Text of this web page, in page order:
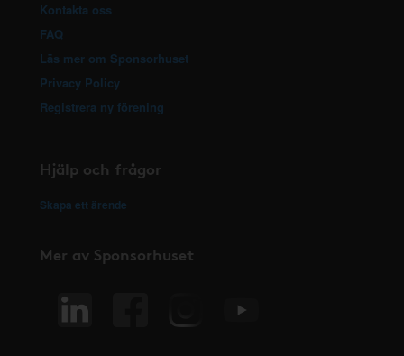
Kontakta oss
FAQ
Läs mer om Sponsorhuset
Privacy Policy
Registrera ny förening
Hjälp och frågor
Skapa ett ärende
Mer av Sponsorhuset